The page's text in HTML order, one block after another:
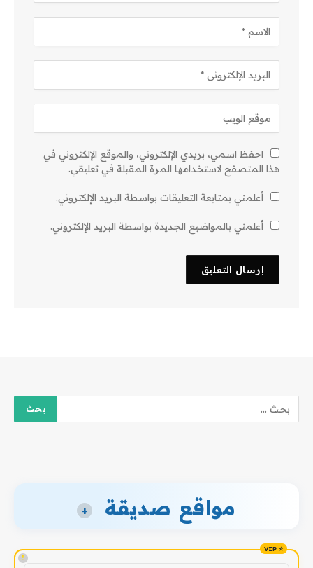
احفظ اسمي، بريدي الإلكتروني، والموقع الإلكتروني في
هذا المتصفح لاستخدامها المرة المقبلة في تعليقي.
أعلمني بمتابعة التعليقات بواسطة البريد الإلكتروني.
أعلمني بالمواضيع الجديدة بواسطة البريد الإلكتروني.
مواقع صديقة +
!